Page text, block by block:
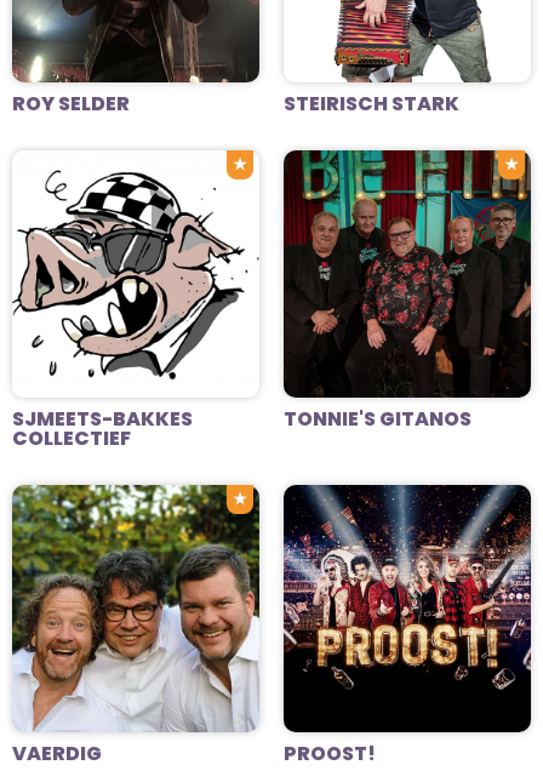
ROY SELDER STEIRISCH STARK
★
SJMEETS-BAKKES
COLLECTIEF
★
TONNIE'S GITANOS
★
VAERDIG PROOST!